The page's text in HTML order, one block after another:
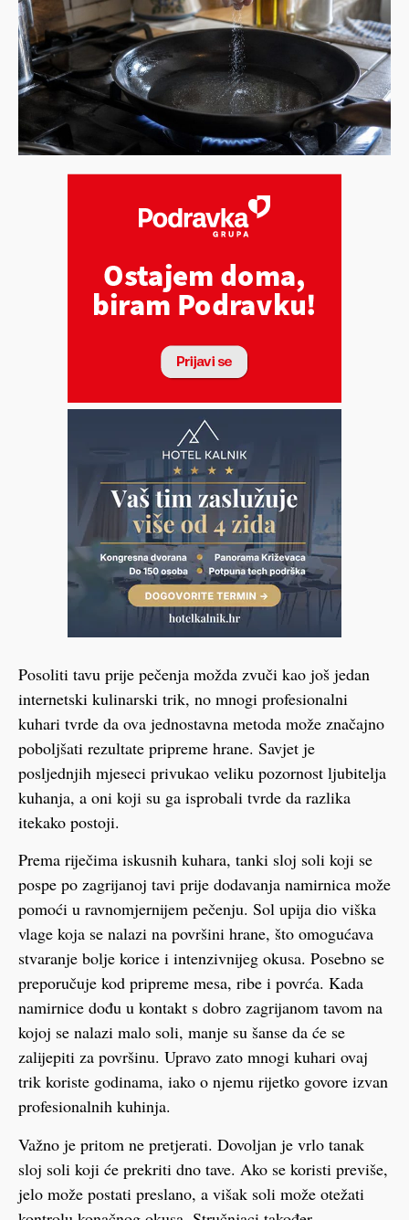
Posoliti tavu prije pečenja možda zvuči kao još jedan
internetski kulinarski trik, no mnogi profesionalni
kuhari tvrde da ova jednostavna metoda može značajno
poboljšati rezultate pripreme hrane. Savjet je
posljednjih mjeseci privukao veliku pozornost ljubitelja
kuhanja, a oni koji su ga isprobali tvrde da razlika
itekako postoji.
Prema riječima iskusnih kuhara, tanki sloj soli koji se
pospe po zagrijanoj tavi prije dodavanja namirnica može
pomoći u ravnomjernijem pečenju. Sol upija dio viška
vlage koja se nalazi na površini hrane, što omogućava
stvaranje bolje korice i intenzivnijeg okusa. Posebno se
preporučuje kod pripreme mesa, ribe i povrća. Kada
namirnice dođu u kontakt s dobro zagrijanom tavom na
kojoj se nalazi malo soli, manje su šanse da će se
zalijepiti za površinu. Upravo zato mnogi kuhari ovaj
trik koriste godinama, iako o njemu rijetko govore izvan
profesionalnih kuhinja.
Važno je pritom ne pretjerati. Dovoljan je vrlo tanak
sloj soli koji će prekriti dno tave. Ako se koristi previše,
jelo može postati preslano, a višak soli može otežati